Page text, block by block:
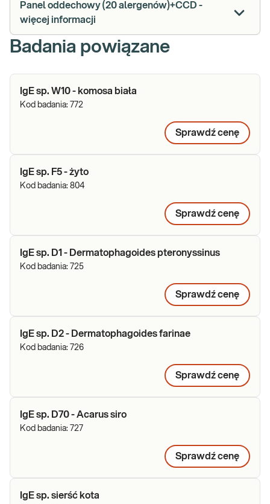
Panel oddechowy (20 alergenów)+CCD -
więcej informacji
Badania powiązane
IgE sp. W10 - komosa biała
Kod badania: 772
Sprawdź cenę
IgE sp. F5 - żyto
Kod badania: 804
Sprawdź cenę
IgE sp. D1 - Dermatophagoides pteronyssinus
Kod badania: 725
Sprawdź cenę
IgE sp. D2 - Dermatophagoides farinae
Kod badania: 726
Sprawdź cenę
IgE sp. D70 - Acarus siro
Kod badania: 727
Sprawdź cenę
IgE sp. sierść kota